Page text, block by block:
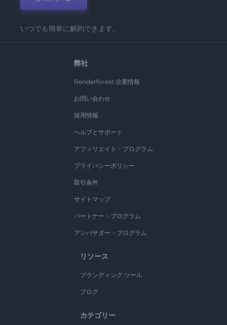
いつでも簡単に解約できます。
弊社
Renderforest 企業情報
お問い合わせ
採用情報
ヘルプとサポート
アフィリエイト・プログラム
プライバシーポリシー
取引条件
サイトマップ
パートナー・プログラム
アンバサダー・プログラム
リソース
ブランディング ツール
ブログ
カテゴリー